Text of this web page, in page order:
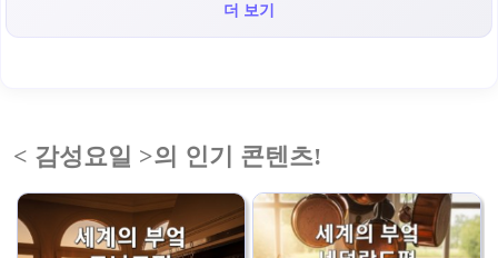
더 보기
< 감성요일 >의 인기 콘텐츠!